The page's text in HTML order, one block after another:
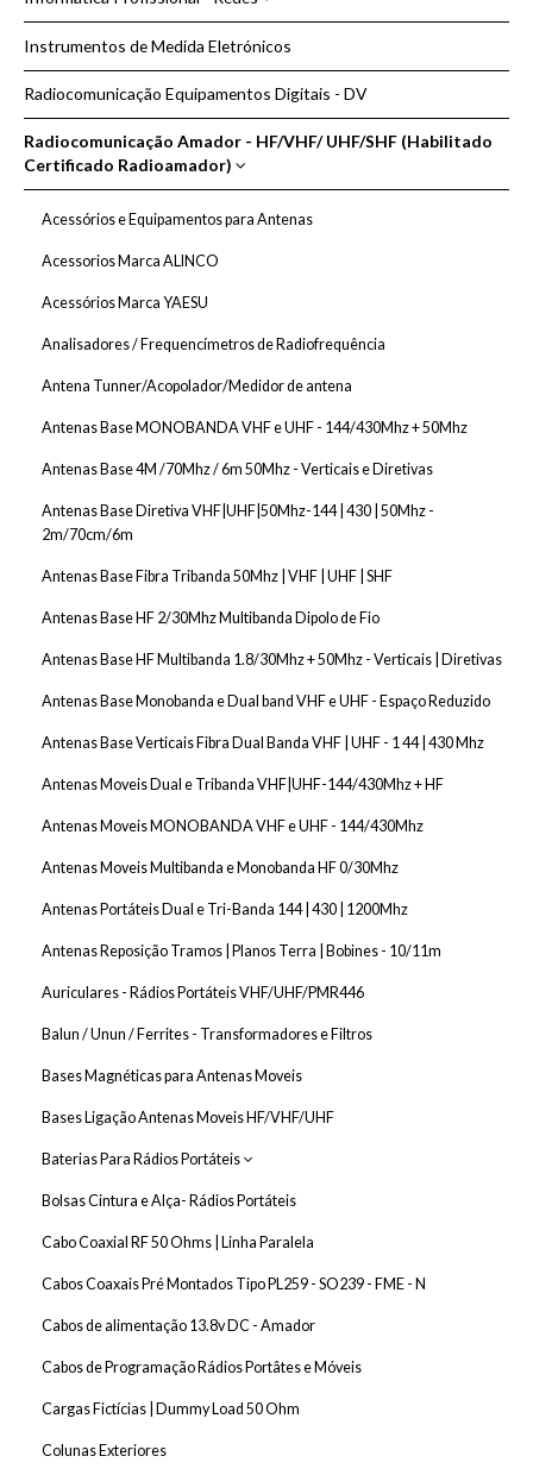
Redutores/Conversor de Tensão DC/DC 24Vdc/12/13.8Vdc)
UPS Intercativa Monofásica 230Vac
Camaras CCTV
GPS - Sistema de Navegação
Alicates de Corte
Alicates de Cravar Fichas Coaxiais RG
Ferros e Estações de Soldar | Dessoldar
Fitas Adesivas
Indicação e Medida
Lupas
Malas de Ferramenta
Pinças Para Electrónica
Pistolas de Ar Quente
Solda Estanho e Acessórios de Limpesa
Spray KONTAKT
Spray Para Electrónica
Suportes Ferro Soldar
Tapetes Magnéticos e Silicone
Tornos Para Electrónica
Rede Acessorios Passivos Cabo Tipo Cat5, Cat6, Cat7
Router 4G, WIFI, BLUETOOTH
Instrumentos de Medida Eletrónicos
Radiocomunicação Equipamentos Digitais - DV
Radiocomunicação Amador - HF/VHF/ UHF/SHF (Habilitado
Certificado Radioamador)
Acessórios e Equipamentos para Antenas
Acessorios Marca ALINCO
Acessórios Marca YAESU
Analisadores / Frequencímetros de Radiofrequência
Antena Tunner/Acopolador/Medidor de antena
Antenas Base MONOBANDA VHF e UHF - 144/430Mhz + 50Mhz
Antenas Base 4M /70Mhz / 6m 50Mhz - Verticais e Diretivas
Antenas Base Diretiva VHF|UHF|50Mhz-144 | 430 | 50Mhz -
2m/70cm/6m
Antenas Base Fibra Tribanda 50Mhz | VHF | UHF | SHF
Antenas Base HF 2/30Mhz Multibanda Dipolo de Fio
Antenas Base HF Multibanda 1.8/30Mhz + 50Mhz - Verticais | Diretivas
Antenas Base Monobanda e Dual band VHF e UHF - Espaço Reduzido
Antenas Base Verticais Fibra Dual Banda VHF | UHF - 1 44 | 430 Mhz
Antenas Moveis Dual e Tribanda VHF|UHF-144/430Mhz + HF
Antenas Moveis MONOBANDA VHF e UHF - 144/430Mhz
Antenas Moveis Multibanda e Monobanda HF 0/30Mhz
Antenas Portáteis Dual e Tri-Banda 144 | 430 | 1200Mhz
Antenas Reposição Tramos | Planos Terra | Bobines - 10/11m
Auriculares - Rádios Portáteis VHF/UHF/PMR446
Balun / Unun / Ferrites - Transformadores e Filtros
Bases Magnéticas para Antenas Moveis
Bases Ligação Antenas Moveis HF/VHF/UHF
Baterias Para Rádios Portáteis
Baterias Para Rádios Portáteis Kenwood
Baterias Para Rádios Portáteis MOTOROLA
Baterias Para Rádios Portáteis Várias Marcas - HYTERA ETC
Baterias Para Rádios Portáteis YAESU
Bolsas Cintura e Alça- Rádios Portáteis
Cabo Coaxial RF 50 Ohms | Linha Paralela
Cabos Coaxais Pré Montados Tipo PL259 - SO239 - FME - N
Cabos de alimentação 13.8v DC - Amador
Cabos de Programação Rádios Portâtes e Móveis
Cargas Fictícias | Dummy Load 50 Ohm
Colunas Exteriores